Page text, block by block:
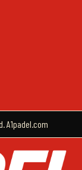
A1padel.com